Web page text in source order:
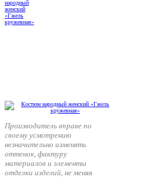
Производитель вправе по
своему усмотрению
незначительно изменять
оттенок, фактуру
материалов и элементы
отделки изделий, не меняя